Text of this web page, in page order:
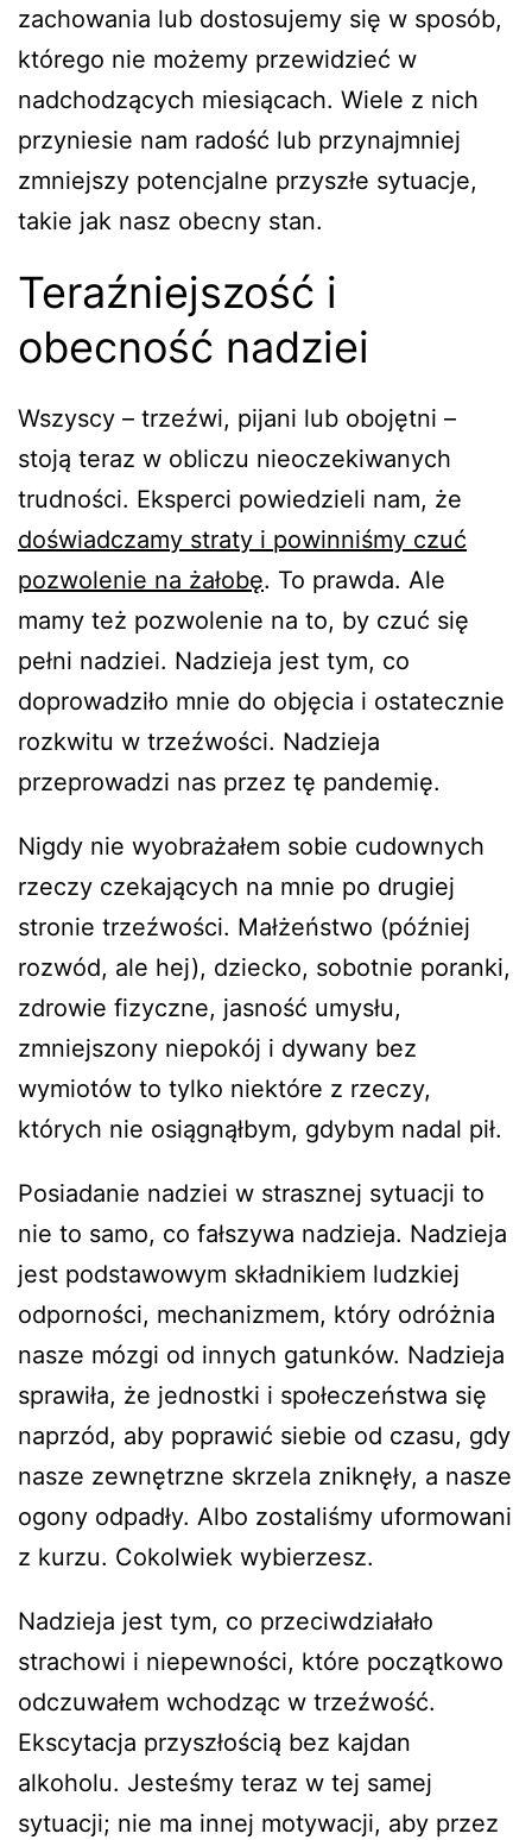
zachowania lub dostosujemy się w sposób,
którego nie możemy przewidzieć w
nadchodzących miesiącach. Wiele z nich
przyniesie nam radość lub przynajmniej
zmniejszy potencjalne przyszłe sytuacje,
takie jak nasz obecny stan.
Teraźniejszość i
obecność nadziei
Wszyscy – trzeźwi, pijani lub obojętni –
stoją teraz w obliczu nieoczekiwanych
trudności. Eksperci powiedzieli nam, że
doświadczamy straty i powinniśmy czuć
pozwolenie na żałobę. To prawda. Ale
mamy też pozwolenie na to, by czuć się
pełni nadziei. Nadzieja jest tym, co
doprowadziło mnie do objęcia i ostatecznie
rozkwitu w trzeźwości. Nadzieja
przeprowadzi nas przez tę pandemię.
Nigdy nie wyobrażałem sobie cudownych
rzeczy czekających na mnie po drugiej
stronie trzeźwości. Małżeństwo (później
rozwód, ale hej), dziecko, sobotnie poranki,
zdrowie fizyczne, jasność umysłu,
zmniejszony niepokój i dywany bez
wymiotów to tylko niektóre z rzeczy,
których nie osiągnąłbym, gdybym nadal pił.
Posiadanie nadziei w strasznej sytuacji to
nie to samo, co fałszywa nadzieja. Nadzieja
jest podstawowym składnikiem ludzkiej
odporności, mechanizmem, który odróżnia
nasze mózgi od innych gatunków. Nadzieja
sprawiła, że jednostki i społeczeństwa się
naprzód, aby poprawić siebie od czasu, gdy
nasze zewnętrzne skrzela zniknęły, a nasze
ogony odpadły. Albo zostaliśmy uformowani
z kurzu. Cokolwiek wybierzesz.
Nadzieja jest tym, co przeciwdziałało
strachowi i niepewności, które początkowo
odczuwałem wchodząc w trzeźwość.
Ekscytacja przyszłością bez kajdan
alkoholu. Jesteśmy teraz w tej samej
sytuacji; nie ma innej motywacji, aby przez